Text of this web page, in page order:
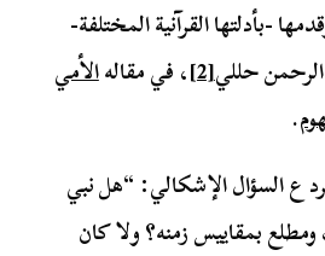
-بأدلتها القرآنية المختلفة-
حللي[2] ، في مقالهالأمي
.
ع السؤال الإشكالي: “هل نبي
بمقاييس زمنه؟ ولا كان